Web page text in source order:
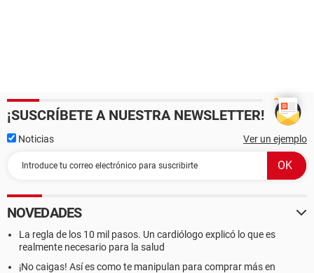
¡SUSCRÍBETE A NUESTRA NEWSLETTER!
Noticias Ver un ejemplo
NOVEDADES
La regla de los 10 mil pasos. Un cardiólogo explicó lo que es
realmente necesario para la salud
¡No caigas! Así es como te manipulan para comprar más en